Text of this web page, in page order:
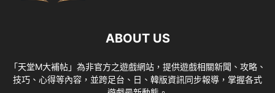
ABOUT US
「天堂M大補帖」為非官方之遊戲網站，提供遊戲相關新聞、攻略、
技巧、心得等內容，並跨足台、日、韓版資訊同步報導，掌握各式